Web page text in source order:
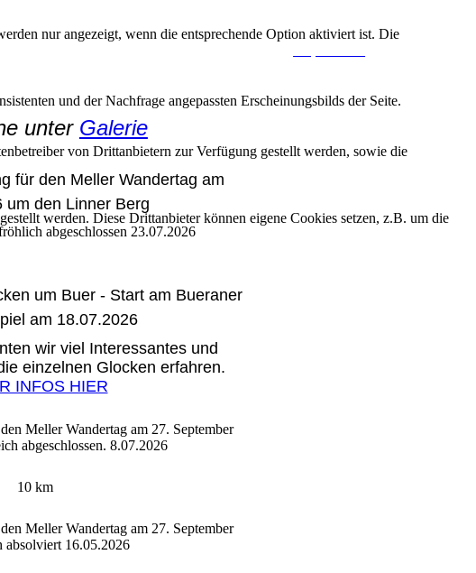
unter Galerie
für den Meller Wandertag am
um den Linner Berg
abgeschlossen 23.07.2026
um Buer - Start am Bueraner
am 18.07.2026
wir viel Interessantes und
einzelnen Glocken erfahren.
INFOS HIER
Meller Wandertag am 27. September
abgeschlossen. 8.07.2026
10 km
Meller Wandertag am 27. September
absolviert 16.05.2026
nur angezeigt, wenn die entsprechende Option aktiviert ist. Die
und der Nachfrage angepassten Erscheinungsbilds der Seite.
von Drittanbietern zur Verfügung gestellt werden, sowie die
werden. Diese Drittanbieter können eigene Cookies setzen, z.B. um die